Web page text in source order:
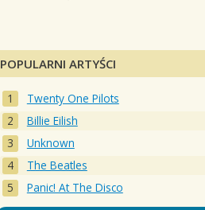
POPULARNI ARTYŚCI
Twenty One Pilots
Billie Eilish
Unknown
The Beatles
Panic! At The Disco